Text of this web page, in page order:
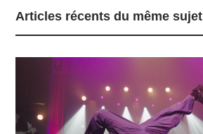
Articles récents du même sujet